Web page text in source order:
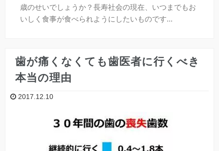
歳のせいでしょうか？長寿社会の現在、いつまでもお
いしく食事が食べられようにしたいものです...
歯が痛くなくても歯医者に行くべき
本当の理由
2017.12.10